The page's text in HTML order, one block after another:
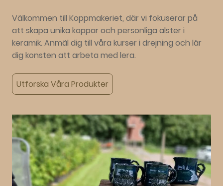
Välkommen till Koppmakeriet, där vi fokuserar på
att skapa unika koppar och personliga alster i
keramik. Anmäl dig till våra kurser i drejning och lär
dig konsten att arbeta med lera.
Utforska Våra Produkter